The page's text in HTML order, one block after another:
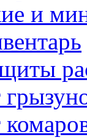
и